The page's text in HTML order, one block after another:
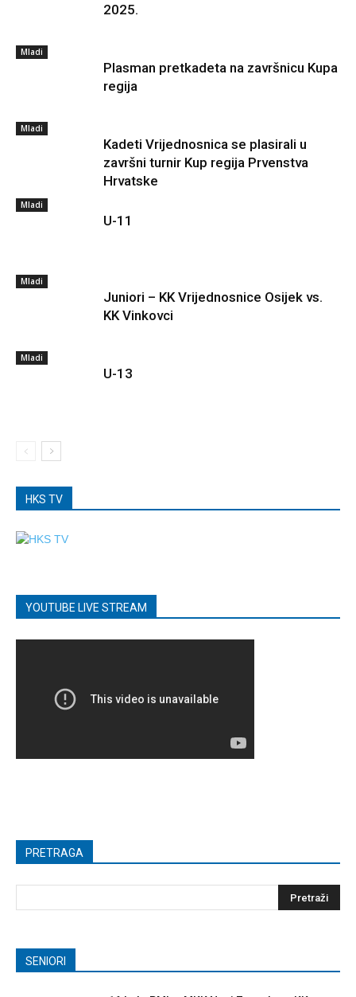
2025.
Mladi
Plasman pretkadeta na završnicu Kupa
regija
Mladi
Kadeti Vrijednosnica se plasirali u
završni turnir Kup regija Prvenstva
Hrvatske
Mladi
U-11
Mladi
Juniori – KK Vrijednosnice Osijek vs.
KK Vinkovci
Mladi
U-13
HKS TV
YOUTUBE LIVE STREAM
PRETRAGA
SENIORI